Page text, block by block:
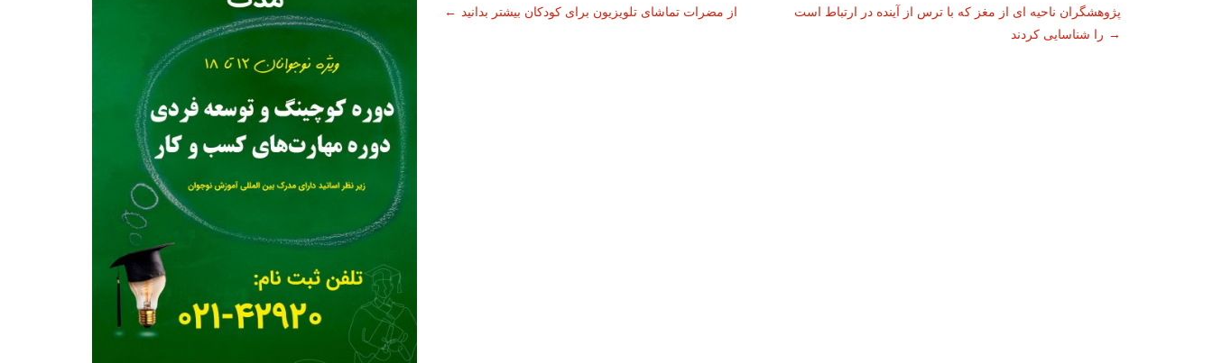
ناوبری
نوشته
← از مضرات تماشای تلویزیون برای کودکان بیشتر بدانید
پژوهشگران ناحیه ای از مغز که با ترس از آینده در ارتباط است
را شناسایی کردند →